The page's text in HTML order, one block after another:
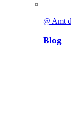
@ Amt
Blog